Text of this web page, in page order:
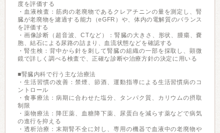
度を評価する
・血液検査：筋肉の老廃物であるクレアチニンの量を測定し、腎
臓が老廃物を濾過する能力（eGFR）や、体内の電解質のバランス
を評価する
・画像診断（超音波、CTなど）：腎臓の大きさ、形状、腫瘍、嚢
胞、結石による尿路の詰まり、血流状態などを確認する
・腎生検：背中から針を刺して腎臓の組織の一部を採取し、顕微
鏡で詳しく調べる検査で、正確な診断や治療方針の決定に用いる
■腎臓内科で行う主な治療法
・生活習慣の改善：禁煙、節酒、運動指導による生活習慣病のコ
ントロール
・食事療法：病期に合わせた塩分、タンパク質、カリウムの摂取
制限
・薬物療法：降圧薬、血糖降下薬、尿蛋白を減らす薬などで病気
の進行を抑える
・透析治療：末期腎不全に対し、専用の機器で血液中の老廃物や